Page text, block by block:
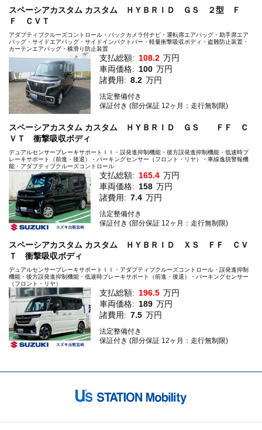
スペーシアカスタム カスタム ＨＹＢＲＩＤ ＧＳ ２型 Ｆ
Ｆ ＣＶＴ
アダプティブクルーズコントロール・バックカメラ付ナビ・運転席エアバッグ・助手席エア
バッグ・サイドエアバッグ・サイドインパクトバー・軽量衝撃吸収ボディ・盗難防止装置・
カーテンエアバッグ・横滑り防止装置
支払総額: 108.2 万円
車両価格: 100 万円
諸費用: 8.2 万円
法定整備付き
保証付き (部分保証 12ヶ月：走行無制限)
スペーシアカスタム カスタム ＨＹＢＲＩＤ ＧＳ ＦＦ Ｃ
ＶＴ 衝撃吸収ボディ
デュアルセンサーブレーキサポートＩＩ・誤発進抑制機能・後方誤発進抑制機能・低速時ブ
レーキサポート（前進・後退）・パーキングセンサー（フロント・リヤ）・車線逸脱警報機
能・アダプティブクルーズコントロール
支払総額: 165.4 万円
車両価格: 158 万円
諸費用: 7.4 万円
法定整備付き
保証付き (部分保証 12ヶ月：走行無制限)
スペーシアカスタム カスタム ＨＹＢＲＩＤ ＸＳ ＦＦ ＣＶ
Ｔ 衝撃吸収ボディ
デュアルセンサーブレーキサポートＩＩ・アダプティブクルーズコントロール・誤発進抑制
機能・後方誤発進抑制機能・低速時ブレーキサポート（前進・後退）・パーキングセンサー
（フロント・リヤ）
支払総額: 196.5 万円
車両価格: 189 万円
諸費用: 7.5 万円
法定整備付き
保証付き (部分保証 12ヶ月：走行無制限)